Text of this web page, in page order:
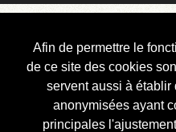
Afin de permettre le
de ce site des cookies
servent aussi à établir
anonymisées ayant
principales
Courbis, « LE
Blog Officiel
Bienvenue